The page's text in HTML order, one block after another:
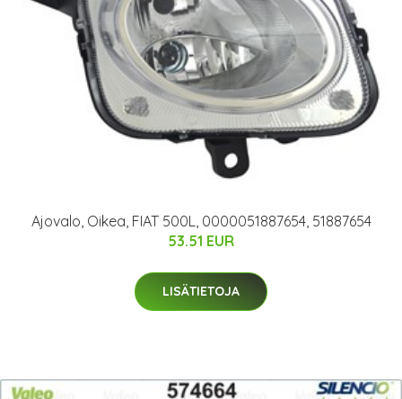
Ajovalo, Oikea, FIAT 500L, 0000051887654, 51887654
53.51 EUR
LISÄTIETOJA